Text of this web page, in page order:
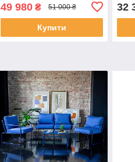
49 980₴ 51 000 ₴
Купити
32